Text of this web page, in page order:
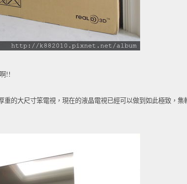
!!
的大尺寸笨電視，現在的液晶電視已經可以做到如此極致，集